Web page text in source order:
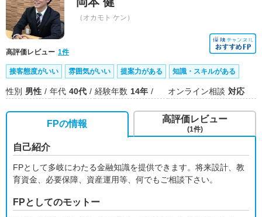
（オカモト ケン）
高評価レビュー 1件
接客態度がいい 雰囲気がいい 提案力がある 知識・スキルがある
性別 男性 年代 40代 経験年数 14年 オンライン相談 対応
FPの情報
自己紹介
FPとして多岐にわたる金融知識を提供できます。将来設計、教
育資金、必要保障、資産運用等、何でもご相談下さい。
FPとしてのモットー
高評価レビュー
(1件)